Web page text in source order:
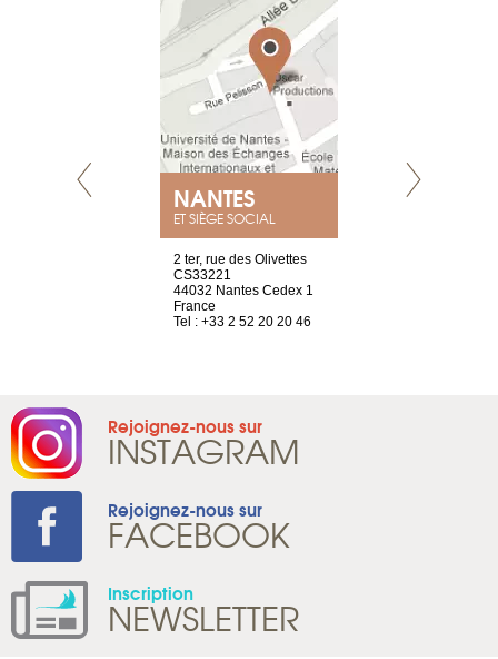
NANTES
ET SIÈGE SOCIAL
2 ter, rue des Olivettes
CS33221
44032 Nantes Cedex 1
France
Tel : +33 2 52 20 20 46
Rejoignez-nous sur
INSTAGRAM
Rejoignez-nous sur
FACEBOOK
Inscription
NEWSLETTER